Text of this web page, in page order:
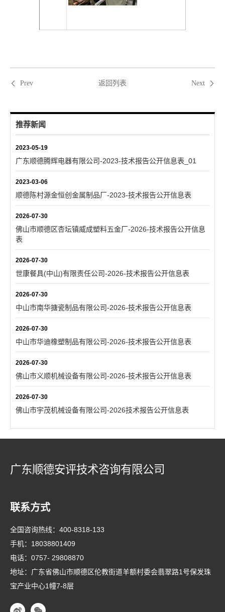
Prev 返回列表 Next
推荐新闻
2023-05-19
广东顺德腾辉电器有限公司-2023-技术报告公开信息表_01
2023-03-06
顺德陈村源金恒创金属制品厂-2023-技术报告公开信息表
2026-07-30
佛山市顺德区杏坛镇威成塑料五金厂-2026-技术报告公开信息
表
2026-07-30
世康餐具(中山)有限责任公司-2026-技术报告公开信息表
2026-07-30
中山市南华搪瓷制品有限公司-2026-技术报告公开信息表
2026-07-30
中山市华迪橡塑制品有限公司-2026-技术报告公开信息表
2026-07-30
佛山市义顺机械设备有限公司-2026-技术报告公开信息表
2026-07-30
佛山市宇茂机械设备有限公司-2026技术报告公开信息表
广东顺德安评技术咨询有限公司
联系方式
全国咨询热线： 400-8318-133
手机： 18038801409
电话： 0757- 29808870
地址：广东省佛山市顺德区伦教街道羊额村委会翡翠路1号保发珠
宝产业中心1幢7-8层